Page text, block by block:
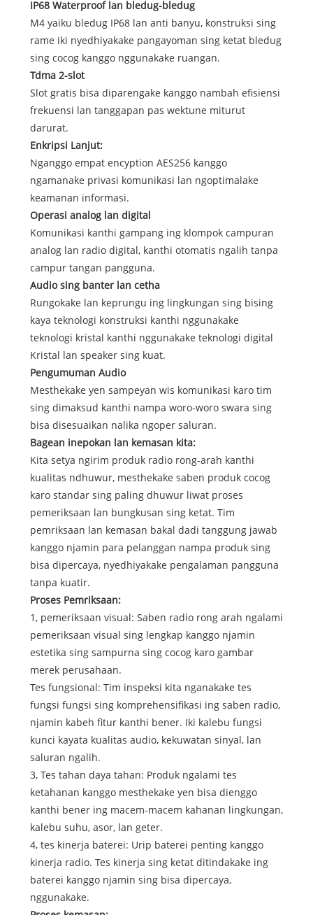
IP68 Waterproof lan bledug-bledug
M4 yaiku bledug IP68 lan anti banyu, konstruksi sing
rame iki nyedhiyakake pangayoman sing ketat bledug
sing cocog kanggo nggunakake ruangan.
Tdma 2-slot
Slot gratis bisa diparengake kanggo nambah efisiensi
frekuensi lan tanggapan pas wektune miturut
darurat.
Enkripsi Lanjut:
Nganggo empat encyption AES256 kanggo
ngamanake privasi komunikasi lan ngoptimalake
keamanan informasi.
Operasi analog lan digital
Komunikasi kanthi gampang ing klompok campuran
analog lan radio digital, kanthi otomatis ngalih tanpa
campur tangan pangguna.
Audio sing banter lan cetha
Rungokake lan keprungu ing lingkungan sing bising
kaya teknologi konstruksi kanthi nggunakake
teknologi kristal kanthi nggunakake teknologi digital
Kristal lan speaker sing kuat.
Pengumuman Audio
Mesthekake yen sampeyan wis komunikasi karo tim
sing dimaksud kanthi nampa woro-woro swara sing
bisa disesuaikan nalika ngoper saluran.
Bagean inepokan lan kemasan kita:
Kita setya ngirim produk radio rong-arah kanthi
kualitas ndhuwur, mesthekake saben produk cocog
karo standar sing paling dhuwur liwat proses
pemeriksaan lan bungkusan sing ketat. Tim
pemriksaan lan kemasan bakal dadi tanggung jawab
kanggo njamin para pelanggan nampa produk sing
bisa dipercaya, nyedhiyakake pengalaman pangguna
tanpa kuatir.
Proses Pemriksaan:
1, pemeriksaan visual: Saben radio rong arah ngalami
pemeriksaan visual sing lengkap kanggo njamin
estetika sing sampurna sing cocog karo gambar
merek perusahaan.
Tes fungsional: Tim inspeksi kita nganakake tes
fungsi fungsi sing komprehensifikasi ing saben radio,
njamin kabeh fitur kanthi bener. Iki kalebu fungsi
kunci kayata kualitas audio, kekuwatan sinyal, lan
saluran ngalih.
3, Tes tahan daya tahan: Produk ngalami tes
ketahanan kanggo mesthekake yen bisa dienggo
kanthi bener ing macem-macem kahanan lingkungan,
kalebu suhu, asor, lan geter.
4, tes kinerja baterei: Urip baterei penting kanggo
kinerja radio. Tes kinerja sing ketat ditindakake ing
baterei kanggo njamin sing bisa dipercaya,
nggunakake.